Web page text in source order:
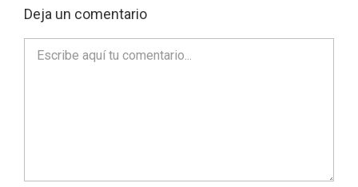
Deja un comentario